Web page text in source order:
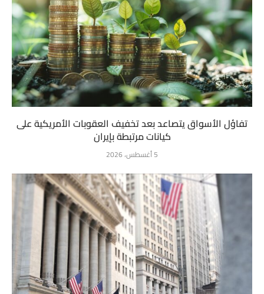
تفاؤل الأسواق يتصاعد بعد تخفيف العقوبات الأمريكية على
كيانات مرتبطة بإيران
5 أغسطس، 2026